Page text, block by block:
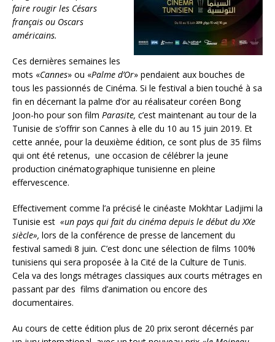
faire rougir les Césars
français ou Oscars
américains.
Ces dernières semaines les
mots «Cannes» ou «Palme d’Or» pendaient aux bouches de
tous les passionnés de Cinéma. Si le festival a bien touché à sa
fin en décernant la palme d’or au réalisateur coréen Bong
Joon-ho pour son film Parasite, c’est maintenant au tour de la
Tunisie de s’offrir son Cannes à elle du 10 au 15 juin 2019. Et
cette année, pour la deuxième édition, ce sont plus de 35 films
qui ont été retenus, une occasion de célébrer la jeune
production cinématographique tunisienne en pleine
effervescence.
Effectivement comme l’a précisé le cinéaste Mokhtar Ladjimi la
Tunisie est «un pays qui fait du cinéma depuis le début du XXe
siècle», lors de la conférence de presse de lancement du
festival samedi 8 juin. C’est donc une sélection de films 100%
tunisiens qui sera proposée à la Cité de la Culture de Tunis.
Cela va des longs métrages classiques aux courts métrages en
passant par des films d’animation ou encore des
documentaires.
Au cours de cette édition plus de 20 prix seront décernés par